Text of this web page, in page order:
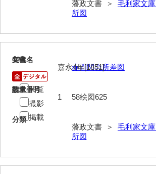
*5家臣
*8法制
*11軍事
*13褒賞
藩政文書 ＞ 毛利家文庫
所図
12
文書名
赤間関会所差図
請求番号
58絵図625
分類
藩政文書 ＞ 毛利家文庫
所図
年代
嘉永4年[1851]
数量
1
閲覧
撮影
掲載